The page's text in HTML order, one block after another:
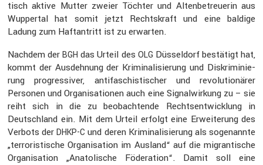
tisch aktive Mutter zweier Töchter und Alten­be­treuerin aus
Wuppertal hat somit jetzt Rechts­kraft und eine baldige
Ladung zum Haftan­tritt ist zu erwarten.
Nachdem derBGH das Urteil des OLG Düssel­dorf bestä­tigt hat,
kommt der Ausdeh­nung der Krimi­na­li­sie­rung und Diskri­mi­nie­
rung progres­siver, antifa­schis­ti­scher und revolu­tio­närer
Personen und Organi­sa­tionen auch eine Signal­wir­kung zu – sie
reiht sich in die zu beobach­tende Rechts­ent­wick­lung in
Deutsch­land ein. Mit dem Urteil erfolgt eine Erwei­te­rung des
Verbots derDHKP-C und deren Krimi­na­li­sie­rung als sogenannte
„terro­ris­ti­sche Organi­sa­tion im Ausland“ auf die migran­ti­sche
Organi­sa­tion „Anato­li­sche Födera­tion“. Damit soll eine